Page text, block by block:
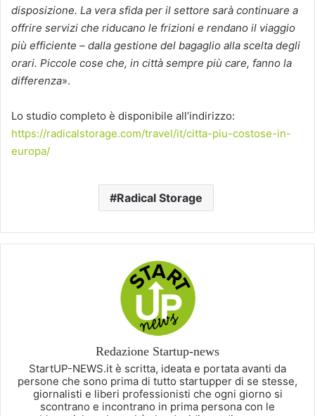
disposizione. La vera sfida per il settore sarà continuare a
offrire servizi che riducano le frizioni e rendano il viaggio
più efficiente – dalla gestione del bagaglio alla scelta degli
orari. Piccole cose che, in città sempre più care, fanno la
differenza».
Lo studio completo è disponibile all’indirizzo:
https://radicalstorage.com/travel/it/citta-piu-costose-in-
europa/
Radical Storage
Redazione Startup-news
StartUP-NEWS.it è scritta, ideata e portata avanti da
persone che sono prima di tutto startupper di se stesse,
giornalisti e liberi professionisti che ogni giorno si
scontrano e incontrano in prima persona con le